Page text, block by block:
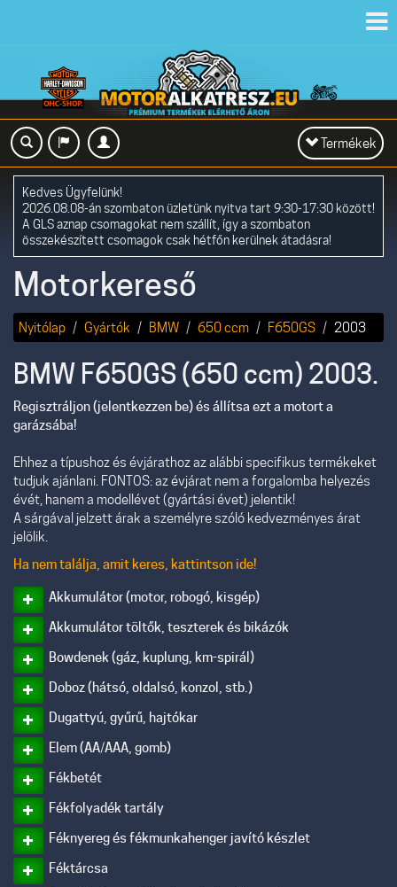
Toggle
navigation
Termékek
Kedves Ügyfelünk!
2026.08.08-án szombaton üzletünk nyitva tart 9:30-17:30 között!
A GLS aznap csomagokat nem szállít, így a szombaton
összekészített csomagok csak hétfőn kerülnek átadásra!
Motorkereső
Nyitólap Gyártók BMW 650 ccm F650GS 2003
BMW F650GS (650 ccm) 2003.
Regisztráljon (jelentkezzen be) és állítsa ezt a motort a
garázsába!
Ehhez a típushoz és évjárathoz az alábbi specifikus termékeket
tudjuk ajánlani. FONTOS: az évjárat nem a forgalomba helyezés
évét, hanem a modellévet (gyártási évet) jelentik!
A sárgával jelzett árak a személyre szóló kedvezményes árat
jelölik.
Ha nem találja, amit keres, kattintson ide!
Akkumulátor (motor, robogó, kisgép)
Akkumulátor töltők, teszterek és bikázók
Bowdenek (gáz, kuplung, km-spirál)
Doboz (hátsó, oldalsó, konzol, stb.)
Dugattyú, gyűrű, hajtókar
Elem (AA/AAA, gomb)
Fékbetét
Fékfolyadék tartály
Féknyereg és fékmunkahenger javító készlet
Féktárcsa